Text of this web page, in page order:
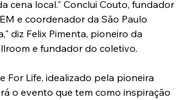
cena local." Conclui Couto, fundador
e coordenador da São Paulo
diz Felix Pimenta, pioneiro da
e fundador do coletivo.
For Life, idealizado pela pioneira
o evento que tem como inspiração